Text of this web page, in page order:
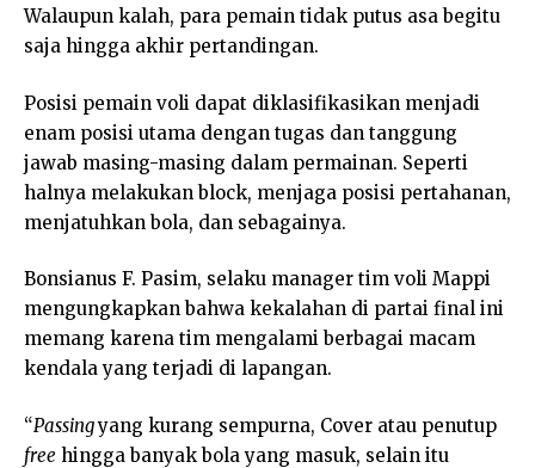
Walaupun kalah, para pemain tidak putus asa begitu
saja hingga akhir pertandingan.
Posisi pemain voli dapat diklasifikasikan menjadi
enam posisi utama dengan tugas dan tanggung
jawab masing-masing dalam permainan. Seperti
halnya melakukan block, menjaga posisi pertahanan,
menjatuhkan bola, dan sebagainya.
Bonsianus F. Pasim, selaku manager tim voli Mappi
mengungkapkan bahwa kekalahan di partai final ini
memang karena tim mengalami berbagai macam
kendala yang terjadi di lapangan.
“Passingyang kurang sempurna, Cover atau penutup
free hingga banyak bola yang masuk, selain itu